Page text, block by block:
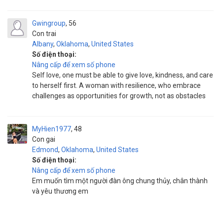
Gwingroup
Con trai
56
Albany, Oklahoma, United States
Số điện thoại:
Nâng cấp để xem số phone
Self love, one must be able to give love, kindness, and care
to herself first. A woman with resilience, who embrace
challenges as opportunities for growth, not as obstacles
MyHien1977
Con gai
48
Edmond, Oklahoma, United States
Số điện thoại:
Nâng cấp để xem số phone
Em muốn tìm một người đàn ông chung thủy, chân thành
và yêu thương em